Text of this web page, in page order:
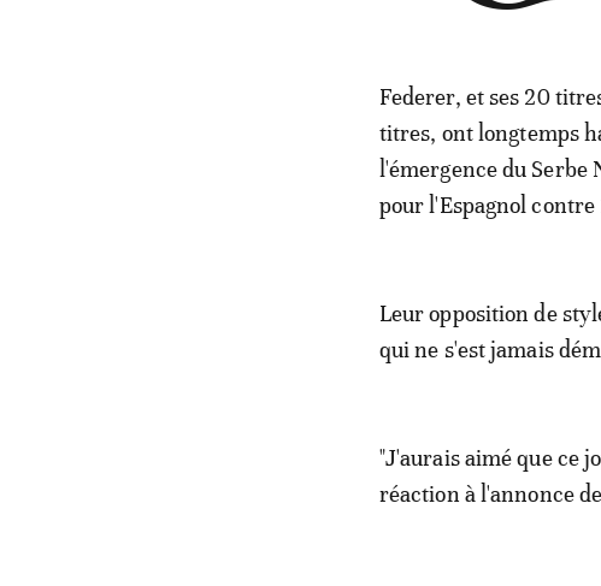
Federer, et ses 20
titres, ont longtemps
l'émergence du Serbe
pour l'Espagnol contre
Leur opposition de
qui ne s'est jamais
"J'aurais aimé que ce
réaction à l'annonce